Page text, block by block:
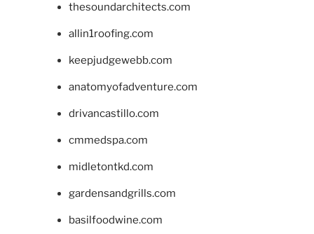
thesoundarchitects.com
allin1roofing.com
keepjudgewebb.com
anatomyofadventure.com
drivancastillo.com
cmmedspa.com
midletontkd.com
gardensandgrills.com
basilfoodwine.com